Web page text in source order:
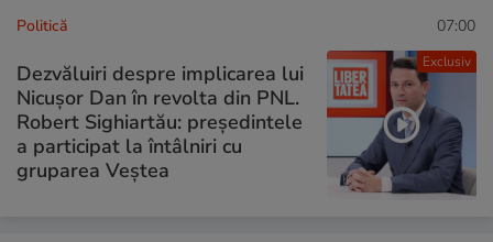
Exclusiv
Politică 07:00
Dezvăluiri despre implicarea lui
Nicușor Dan în revolta din PNL.
Robert Sighiartău: președintele
a participat la întâlniri cu
gruparea Veștea